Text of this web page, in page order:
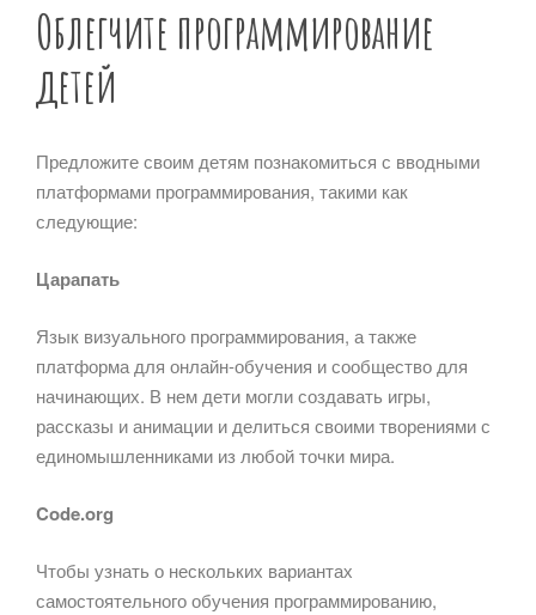
Облегчите программирование
детей
Предложите своим детям познакомиться с вводными
платформами программирования, такими как
следующие:
Царапать
Язык визуального программирования, а также
платформа для онлайн-обучения и сообщество для
начинающих. В нем дети могли создавать игры,
рассказы и анимации и делиться своими творениями с
единомышленниками из любой точки мира.
Code.org
Чтобы узнать о нескольких вариантах
самостоятельного обучения программированию,